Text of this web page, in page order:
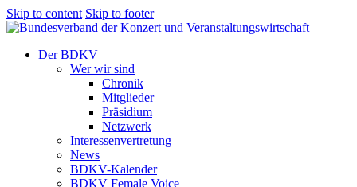
Skip to content Skip to footer
Der BDKV
Wer wir sind
Chronik
Mitglieder
Präsidium
Netzwerk
Interessenvertretung
News
BDKV-Kalender
BDKV Female Voice